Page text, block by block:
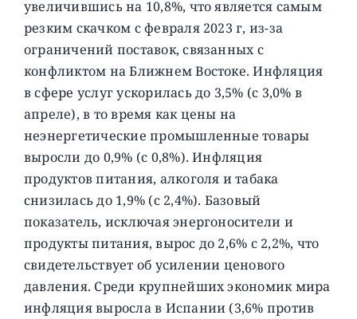
увеличившись на 10,8%, что является самым
резким скачком с февраля 2023 г, из-за
ограничений поставок, связанных с
конфликтом на Ближнем Востоке. Инфляция
в сфере услуг ускорилась до 3,5% (с 3,0% в
апреле), в то время как цены на
неэнергетические промышленные товары
выросли до 0,9% (с 0,8%). Инфляция
продуктов питания, алкоголя и табака
снизилась до 1,9% (с 2,4%). Базовый
показатель, исключая энергоносители и
продукты питания, вырос до 2,6% с 2,2%, что
свидетельствует об усилении ценового
давления. Среди крупнейших экономик мира
инфляция выросла в Испании (3,6% против